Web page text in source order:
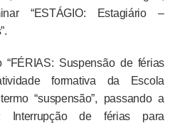
“ESTÁGIO: Estagiário –
Suspensão de férias
formativa da Escola
“suspensão”, passando a
Interrupção de férias para